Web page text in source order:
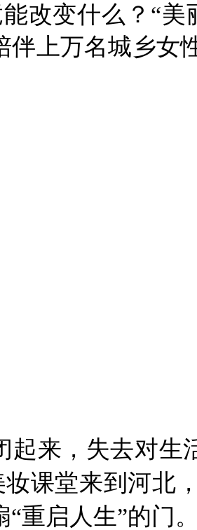
改变什么？“
伴上万名城乡女
起来，失去对生
妆课堂来到河北
“重启人生”的门